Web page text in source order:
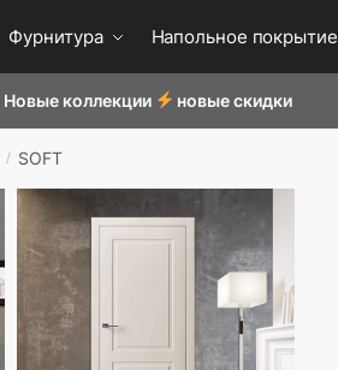
Фурнитура Напольное покрытие
Новые коллекции новые скидки
/ SOFT